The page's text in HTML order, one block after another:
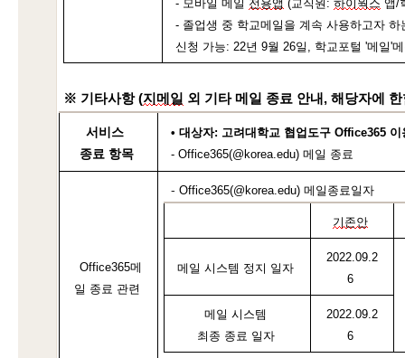
- 모바일 메일 전용앱 (교직원: 하이웍스 앱/
- 졸업생 중 학교메일을 계속 사용하고자 하
신청 가능: 22년 9월 26일, 학교포털 '메일'
※ 기타사항 (지메일 외 기타 메일 종료 안내, 해당자에 한
서비스
종료 항목
• 대상자: 고려대학교 협업도구 Office365 이
- Office365(@korea.edu) 메일 종료
Office365메
일 종료 관련
- Office365(@korea.edu) 메일 종료일자
기존안
메일 시스템 정지 일자
2022.09.2
6
메일 시스템
최종 종료 일자
2022.09.2
6